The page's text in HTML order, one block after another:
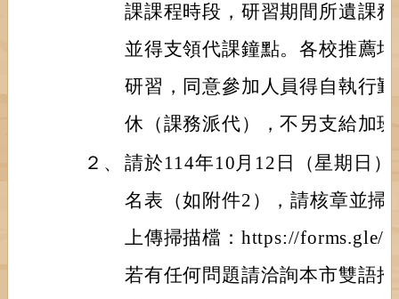
課課程時段，研習期間所遺課
並得支領代課鐘點。各校推薦
研習，同意參加人員得自執行
休（課務派代），不另支給加
２、 請於114年10月12日（星期日
名表（如附件2），請核章並掃
上傳掃描檔：https://forms.gle/
若有任何問題請洽詢本市雙語